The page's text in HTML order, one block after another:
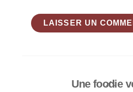
Back
Une foodie